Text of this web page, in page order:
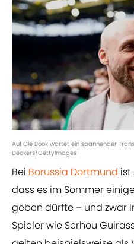
Auf Ole Book wartet ein spannender
Deckers/GettyImages
Bei Borussia Dortmund ist
dass es im Sommer
geben dürfte – und zwar
Spieler wie Serhou